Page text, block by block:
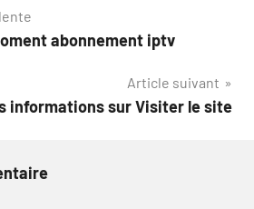
abonnement iptv
Article suivant
informations sur Visiter le site